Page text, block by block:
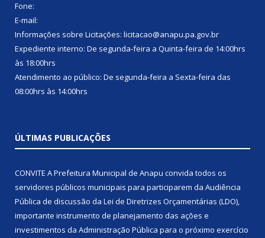
Fone:
E-mail:
Informações sobre Licitações: licitacao@anapu.pa.gov.br
Expediente interno: De segunda-feira a Quinta-feira de 14:00hrs
às 18:00hrs
Atendimento ao público: De segunda-feira a Sexta-feira das
08:00hrs às 14:00hrs
ÚLTIMAS PUBLICAÇÕES
CONVITE A Prefeitura Municipal de Anapu convida todos os
servidores públicos municipais para participarem da Audiência
Pública de discussão da Lei de Diretrizes Orçamentárias (LDO),
importante instrumento de planejamento das ações e
investimentos da Administração Pública para o próximo exercício